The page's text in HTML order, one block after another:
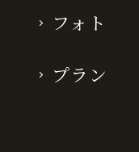
フォト
プラン